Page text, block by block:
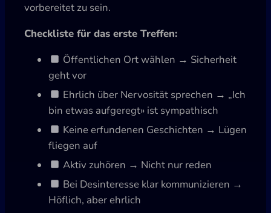
vorbereitet zu sein.
Checkliste für das erste Treffen:
Öffentlichen Ort wählen → Sicherheit
geht vor
Ehrlich über Nervosität sprechen → „Ich
bin etwas aufgeregt» ist sympathisch
Keine erfundenen Geschichten → Lügen
fliegen auf
Aktiv zuhören → Nicht nur reden
Bei Desinteresse klar kommunizieren →
Höflich, aber ehrlich